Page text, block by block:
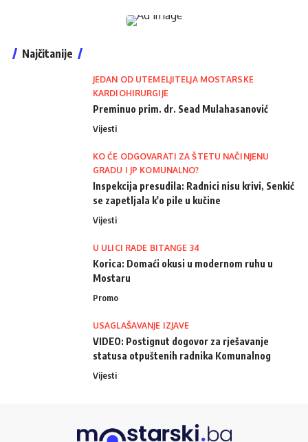
Najčitanije
JEDAN OD UTEMELJITELJA MOSTARSKE
KARDIOHIRURGIJE
Preminuo prim. dr. Sead Mulahasanović
Vijesti
KO ĆE ODGOVARATI ZA ŠTETU NAČINJENU
GRADU I JP KOMUNALNO?
Inspekcija presudila: Radnici nisu krivi, Senkić
se zapetljala k'o pile u kučine
Vijesti
U ULICI RADE BITANGE 34
Korica: Domaći okusi u modernom ruhu u
Mostaru
Promo
USAGLAŠAVANJE IZJAVE
VIDEO: Postignut dogovor za rješavanje
statusa otpuštenih radnika Komunalnog
Vijesti